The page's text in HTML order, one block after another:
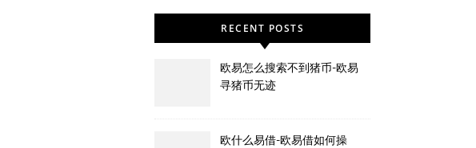
RECENT POSTS
欧易怎么搜索不到猪币-欧易
寻猪币无迹
欧什么易借-欧易借如何操